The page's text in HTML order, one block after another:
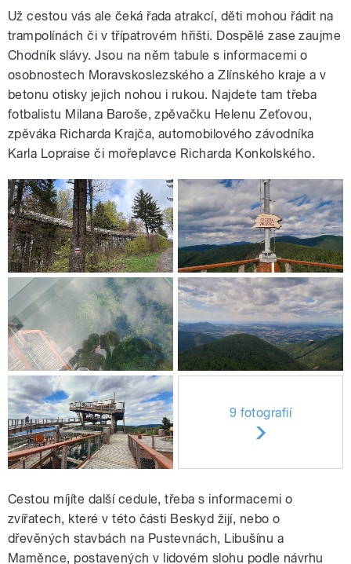
Už cestou vás ale čeká řada atrakcí, děti mohou řádit na
trampolínách či v třípatrovém hřišti. Dospělé zase zaujme
Chodník slávy. Jsou na něm tabule s informacemi o
osobnostech Moravskoslezského a Zlínského kraje a v
betonu otisky jejich nohou i rukou. Najdete tam třeba
fotbalistu Milana Baroše, zpěvačku Helenu Zeťovou,
zpěváka Richarda Krajča, automobilového závodníka
Karla Lopraise či mořeplavce Richarda Konkolského.
9 fotografií
Cestou míjíte další cedule, třeba s informacemi o
zvířatech, které v této části Beskyd žijí, nebo o
dřevěných stavbách na Pustevnách, Libušínu a
Maměnce, postavených v lidovém slohu podle návrhu